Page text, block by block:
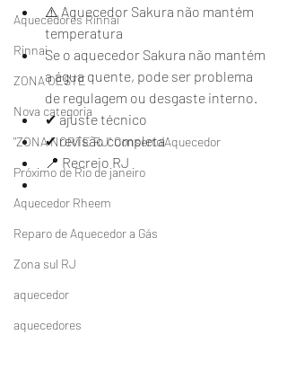
Aquecedores Rinnai
Rinnai
ZONA OESTE
Nova categoria
"ZONA NORTE RJ" Conserto|Aquecedor
Próximo de Rio de janeiro
Aquecedor Rheem
Reparo de Aquecedor a Gás
Zona sul RJ
aquecedor
aquecedores
⚠️ Aquecedor Sakura não mantém
temperatura
Se o aquecedor Sakura não mantém
a água quente, pode ser problema
de regulagem ou desgaste interno.
✔ ajuste técnico
✔ revisão completa
📍 Recreio RJ